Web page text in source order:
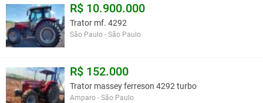
R$ 10.900.000
Trator mf. 4292
São Paulo - São Paulo
R$ 152.000
Trator massey ferreson 4292 turbo
Amparo - São Paulo